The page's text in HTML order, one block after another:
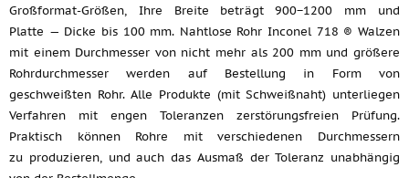
Großformat-Größen, Ihre Breite beträgt 900−1200 mm und
Platte — Dicke bis 100 mm. Nahtlose Rohr Inconel 718 ® Walzen
mit einem Durchmesser von nicht mehr als 200 mm und größere
Rohrdurchmesser werden auf Bestellung in Form von
geschweißten Rohr. Alle Produkte (mit Schweißnaht) unterliegen
Verfahren mit engen Toleranzen zerstörungsfreien Prüfung.
Praktisch können Rohre mit verschiedenen Durchmessern
zu produzieren, und auch das Ausmaß der Toleranz unabhängig